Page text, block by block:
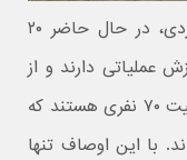
به‌گفته کارشناسان فعال در حوزه هوانوردی، در حال حاضر ۲۰
عملیاتی دارند و از
این تعداد، ۱۳ فروند نیز توربوپراپ با ظرفیت ۷۰ نفری هستند که
با این اوصاف تنها